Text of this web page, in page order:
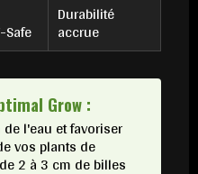
Safe
Durabilité
accrue
Grow :
l'eau et favoriser
vos plants de
2 à 3 cm de billes